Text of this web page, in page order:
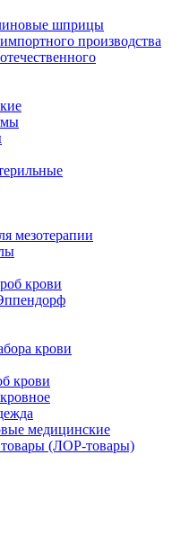
шприцы
производства
мезотерапии
крови
крови
крови
медицинские
(ЛОР-товары)